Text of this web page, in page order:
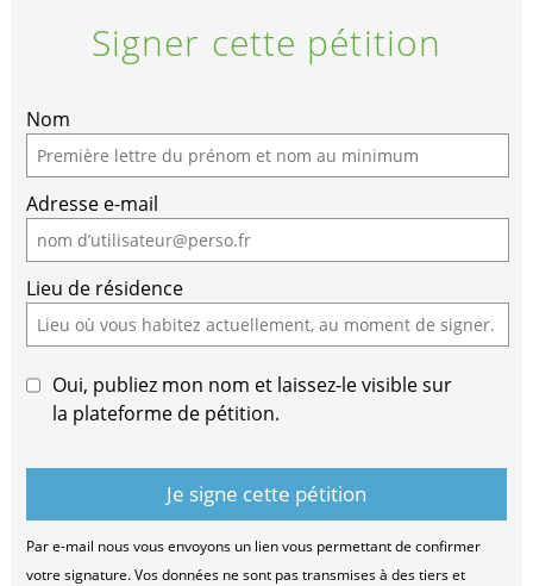
Signer cette pétition
Nom
Adresse e-mail
Lieu de résidence
Oui, publiez mon nom et laissez-le visible sur
la plateforme de pétition.
Par e-mail nous vous envoyons un lien vous permettant de confirmer
votre signature. Vos données ne sont pas transmises à des tiers et